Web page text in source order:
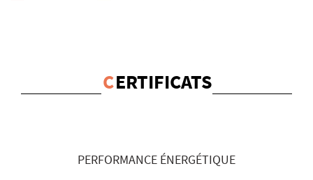
CERTIFICATS
PERFORMANCE ÉNERGÉTIQUE